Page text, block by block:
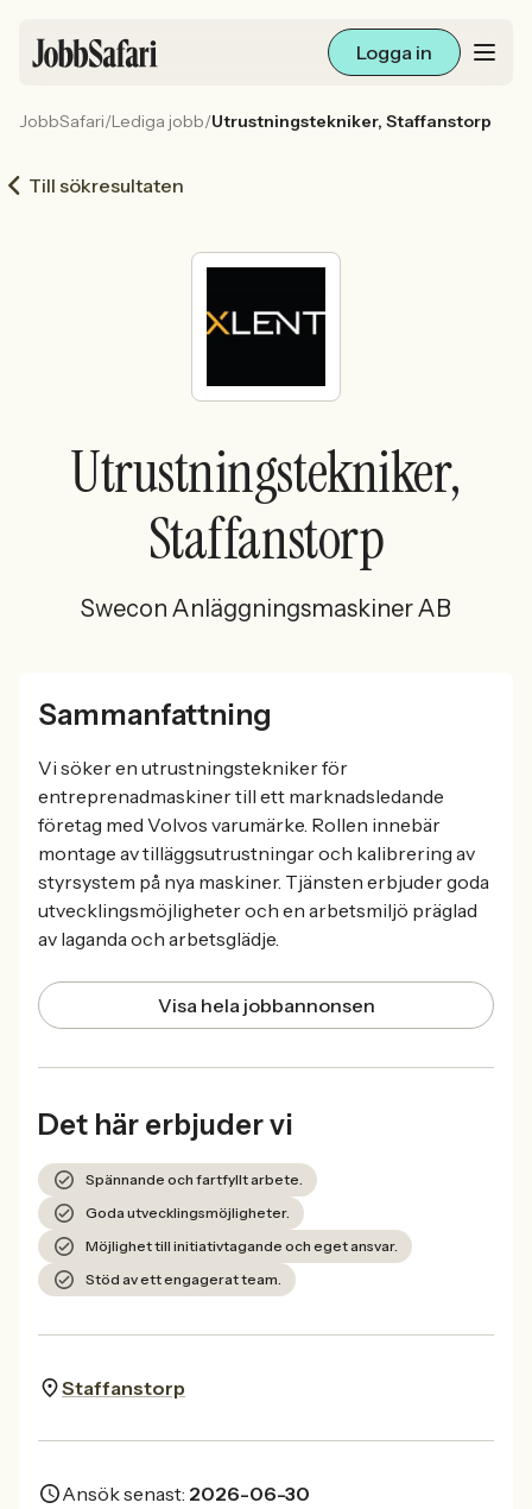
Logga in
Arbetsliv och karriär
För arbetsgivare
Sök med AI
Ny här? Skapa konto
JobbSafari/Lediga jobb/Utrustningstekniker, Staffanstorp
Till sökresultaten
Utrustningstekniker,
Staffanstorp
Swecon Anläggningsmaskiner AB
Sammanfattning
Vi söker en utrustningstekniker för
entreprenadmaskiner till ett marknadsledande
företag med Volvos varumärke. Rollen innebär
montage av tilläggsutrustningar och kalibrering av
styrsystem på nya maskiner. Tjänsten erbjuder goda
utvecklingsmöjligheter och en arbetsmiljö präglad
av laganda och arbetsglädje.
Visa hela jobbannonsen
Det här erbjuder vi
Spännande och fartfyllt arbete.
Goda utvecklingsmöjligheter.
Möjlighet till initiativtagande och eget ansvar.
Stöd av ett engagerat team.
Staffanstorp
Ansök senast: 2026-06-30